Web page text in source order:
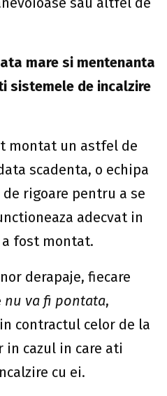
mare si mentenanta
sistemele de incalzire
montat un astfel de
scadenta, o echipa
rigoare pentru a se
adecvat in
fost montat.
derapaje, fiecare
nu va fi pontata,
contractul celor de la
in cazul in care ati
cu ei.